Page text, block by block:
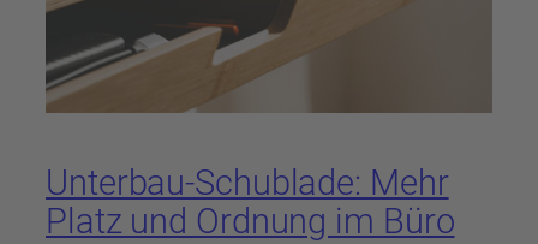
Unterbau-Schublade: Mehr
Platz und Ordnung im Büro